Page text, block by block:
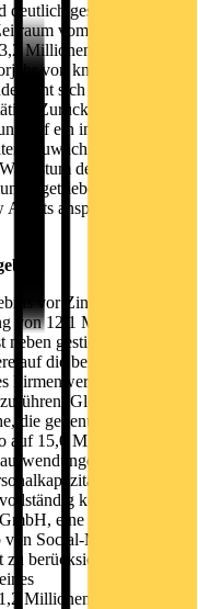
gestiegener
vom 1. April bis
Millionen Euro. Trotz
von knapp 2 Prozent
sieht sich der Vorstand
Zurückzuführen ist
auf ein insgesamt
Zuwächse bei den
der
getriebenem
anspricht, die
vor Zinsen und
von 12,1 Millionen Euro
gestiegenen
auf die bereits im
des
Gleichzeitig
die gegenüber dem
auf 15,0 Millionen Euro
resultieren
auch aus
konsolidierten
eine
Social-Media-
berücksichtigen, dass
Millionen Euro